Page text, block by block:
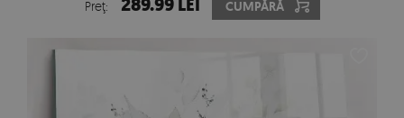
Preţ: 289.99 LEI CUMPĂRĂ